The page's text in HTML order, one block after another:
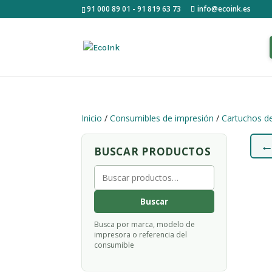
91 000 89 01 - 91 819 63 73 info@ecoink.es
Inicio /Consumibles de impresión /Cartuchos
BUSCAR PRODUCTOS
Buscar
por:
Buscar
Busca por marca, modelo de
impresora o referencia del
consumible